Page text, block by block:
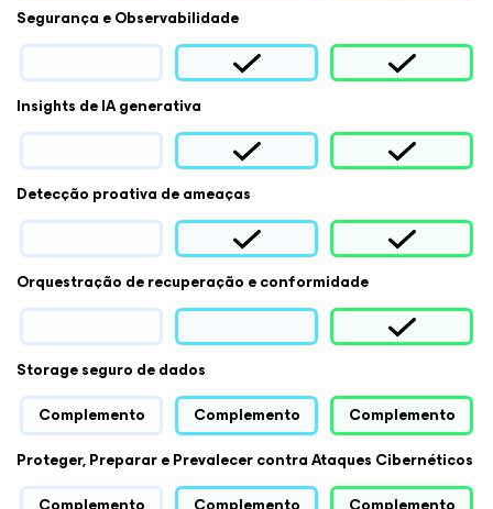
Segurança e Observabilidade
Insights de IA generativa
Detecção proativa de ameaças
Orquestração de recuperação e conformidade
Storage seguro de dados
Complemento
Complemento
Complemento
Proteger, Preparar e Prevalecer contra Ataques Cibernéticos